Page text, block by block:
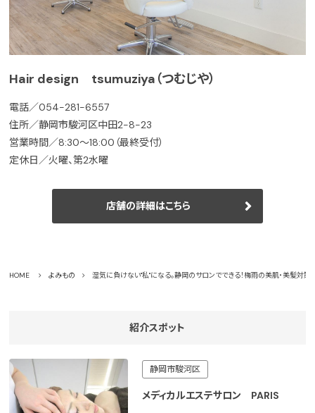
Hair design tsumuziya（つむじや）
電話／054-281-6557
住所／静岡市駿河区中田2-8-23
営業時間／8:30〜18:00（最終受付）
定休日／火曜、第2水曜
店舗の詳細はこちら
HOME よみもの 湿気に負けない"私"になる。静岡のサロンでできる！梅雨の美肌・美髪対策
紹介スポット
静岡市駿河区
メディカルエステサロン PARIS